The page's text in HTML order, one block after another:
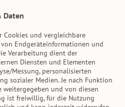
Daten
Cookies und vergleichbare
Endgeräteinformationen und
Verarbeitung dient der
Diensten und Elementen
Messung, personalisierten
sozialer Medien. Je nach Funktion
und von diesen
ist freiwillig, für die Nutzung